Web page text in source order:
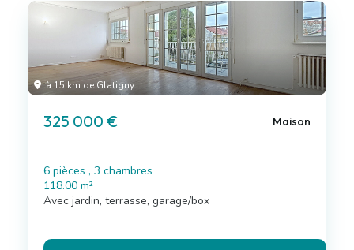
à 15 km de Glatigny
325 000 € Maison
6 pièces , 3 chambres
118.00 m²
Avec jardin, terrasse, garage/box